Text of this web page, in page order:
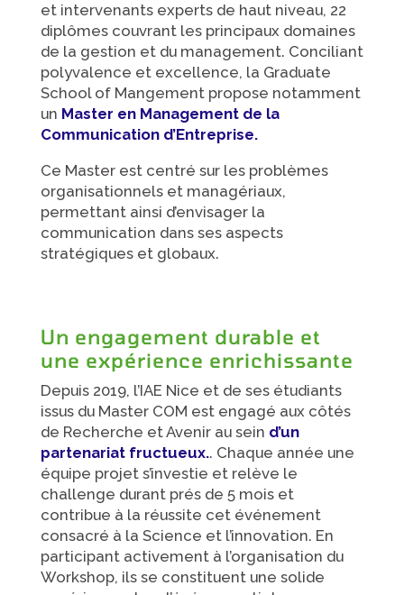
et intervenants experts de haut niveau, 22
diplômes couvrant les principaux domaines
de la gestion et du management. Conciliant
polyvalence et excellence, la Graduate
School of Mangement propose notamment
un Master en Management de la
Communication d’Entreprise.
Ce Master est centré sur les problèmes
organisationnels et managériaux,
permettant ainsi d’envisager la
communication dans ses aspects
stratégiques et globaux.
Un engagement durable et
une expérience enrichissante
Depuis 2019, l’IAE Nice et de ses étudiants
issus du Master COM est engagé aux côtés
de Recherche et Avenir au sein d’un
partenariat fructueux.. Chaque année une
équipe projet s’investie et relève le
challenge durant prés de 5 mois et
contribue à la réussite cet événement
consacré à la Science et l’innovation. En
participant activement à l’organisation du
Workshop, ils se constituent une solide